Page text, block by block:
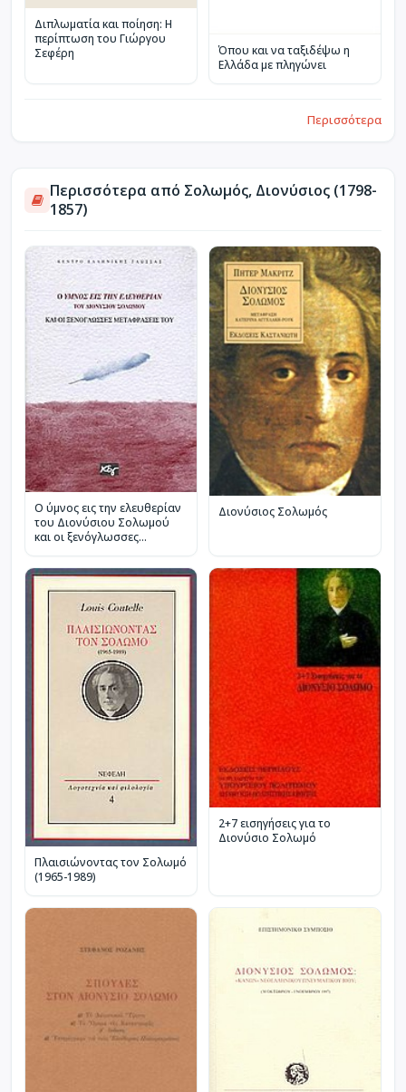
Διπλωματία και ποίηση: Η
περίπτωση του Γιώργου
Σεφέρη
Όπου και να ταξιδέψω η
Ελλάδα με πληγώνει
Περισσότερα
Περισσότερα από Σολωμός, Διονύσιος (1798-
1857)
Ο ύμνος εις την ελευθερίαν
του Διονύσιου Σολωμού
και οι ξενόγλωσσες
Διονύσιος Σολωμός
Πλαισιώνοντας τον Σολωμό
(1965-1989)
2+7 εισηγήσεις για το
Διονύσιο Σολωμό